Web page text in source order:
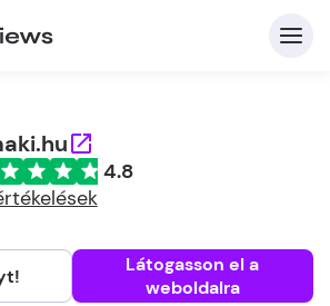
4.8
Látogasson el a
weboldalra